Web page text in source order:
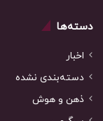
دسته‌ها
اخبار
دسته‌بندی نشده
ذهن و هوش